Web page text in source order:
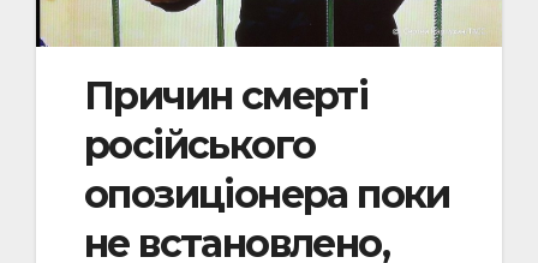
Причин смерті
російського
опозиціонера поки
не встановлено,